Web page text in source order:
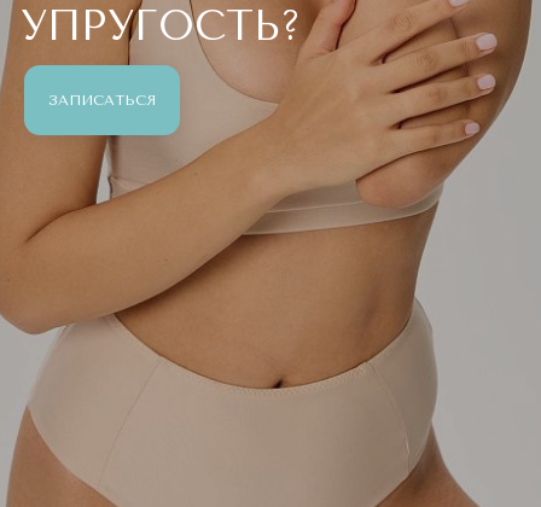
УПРУГОСТЬ?
ЗАПИСАТЬСЯ